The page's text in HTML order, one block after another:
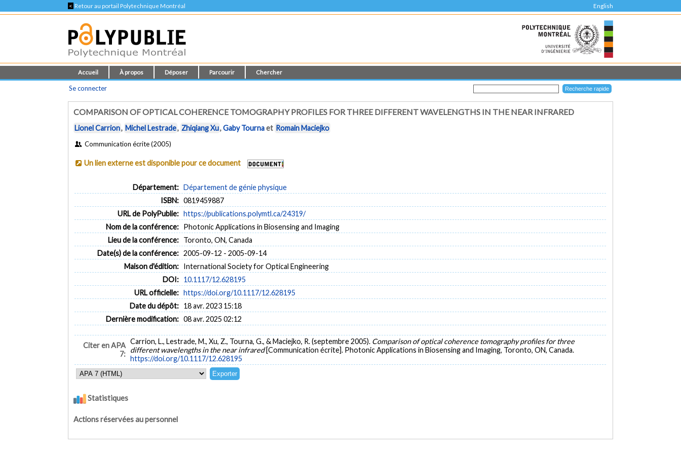
< Retour au portail Polytechnique Montréal English
Accueil À propos Déposer Parcourir Chercher
Se connecter
COMPARISON OF OPTICAL COHERENCE TOMOGRAPHY PROFILES FOR THREE DIFFERENT WAVELENGTHS IN THE NEAR INFRARED
Lionel Carrion, Michel Lestrade, Zhiqiang Xu,Gaby Tournaet Romain Maciejko
Communication écrite (2005)
Un lien externe est disponible pour ce document
Département: Département de génie physique
ISBN: 0819459887
URL de PolyPublie: https://publications.polymtl.ca/24319/
Nom de la conférence: Photonic Applications in Biosensing and Imaging
Lieu de la conférence: Toronto, ON, Canada
Date(s) de la conférence: 2005-09-12 - 2005-09-14
Maison d'édition: International Society for Optical Engineering
DOI: 10.1117/12.628195
URL officielle: https://doi.org/10.1117/12.628195
Date du dépôt: 18 avr. 2023 15:18
Dernière modification: 08 avr. 2025 02:12
Citer en APA
7:
Carrion, L., Lestrade, M., Xu, Z., Tourna, G., & Maciejko, R. (septembre 2005). Comparison of optical coherence tomography profiles for three
different wavelengths in the near infrared[Communication écrite]. Photonic Applications in Biosensing and Imaging, Toronto, ON, Canada.
https://doi.org/10.1117/12.628195
Statistiques
Actions réservées au personnel